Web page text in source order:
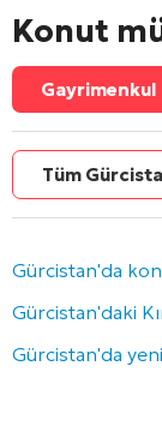
Konut
Gayrimenkul
Tüm
Gürcistan'da
Gürcistan'daki
Gürcistan'da